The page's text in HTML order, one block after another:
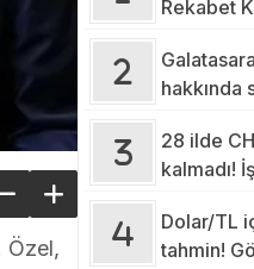
Özel,
Rekabet
hakkında
28 ilde
kalmadı!
Dolar/TL
tahmin!